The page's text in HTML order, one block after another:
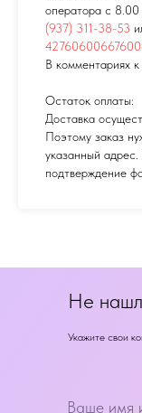
оператора с
(937) 311-38-53
В комментариях
Остаток оплаты:
Доставка
Поэтому заказ
указанный
подтверждение
Не
Укажите свои